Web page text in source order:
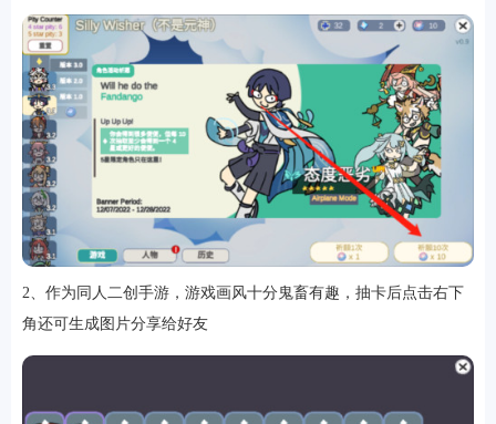
游戏
2、作为同人二创手游，游戏画风十分鬼畜有趣，抽卡后点击右下
角还可生成图片分享给好友